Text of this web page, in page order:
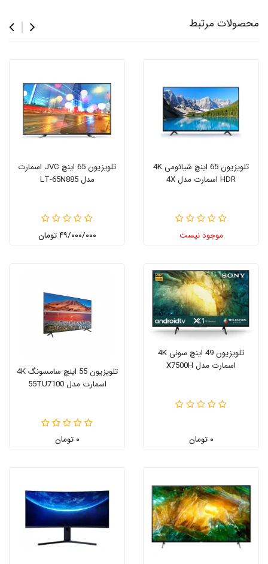
محصولات مرتبط
تلویزیون 65 اینچ شیائومی 4K
HDR اسمارت مدل 4X
موجود نیست
تلویزیون 65 اینچ JVC اسمارت
مدل LT-65N885
۴۹/۰۰۰/۰۰۰ تومان
تلویزیون 49 اینچ سونی 4K
اسمارت مدل X7500H
۰ تومان
تلویزیون 55 اینچ سامسونگ 4K
اسمارت مدل 55TU7100
۰ تومان